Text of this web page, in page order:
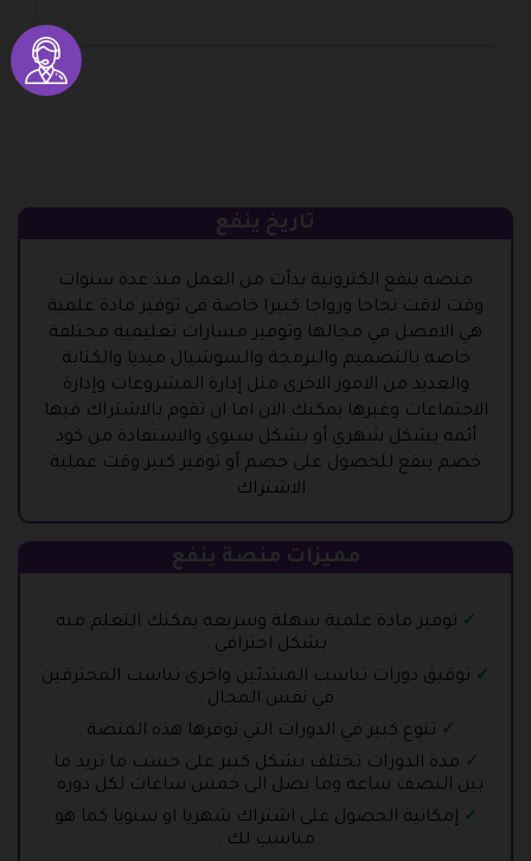
تاريخ ينفع
منصة ينفع الكترونية بدأت من العمل منذ عدة سنوات
وقت لاقت نجاحا ورواجا كبيرا خاصة في توفير مادة علمية
هي الافضل في مجالها وتوفير مسارات تعليمية مختلفة
خاصه بالتصميم والبرمجة والسوشيال ميديا والكتابة
والعديد من الامور الاخرى مثل إدارة المشروعات وإدارة
الاجتماعات وغيرها يمكنك الان اما ان تقوم بالاشتراك فيها
أئمة بشكل شهري أو بشكل سنوي والاستفادة من كود
خصم ينفع للحصول على خصم أو توفير كبير وقت عملية
الاشتراك .
مميزات منصة ينفع
توفير مادة علمية سهلة وسريعة يمكنك التعلم منه
بشكل احترافي .
توفيق دورات تناسب المبتدئين واخرى تناسب المحترفين
في نفس المجال .
تنوع كبير في الدورات التي توفرها هذه المنصة .
مدة الدورات تختلف بشكل كبير على حسب ما تريد ما
بين النصف ساعة وما يصل الى خمس ساعات لكل دوره .
إمكانية الحصول على اشتراك شهريا او سنويا كما هو
مناسب لك .